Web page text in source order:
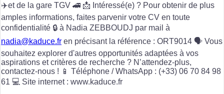
✈️et de la gare TGV 🚄 📩 Intéressé(e) ? Pour obtenir de plus
amples informations, faites parvenir votre CV en toute
confidentialité 🔒 à Nadia ZEBBOUDJ par mail à
nadia@kaduce.fr en précisant la référence : ORT9014 🗣️ Vous
souhaitez explorer d'autres opportunités adaptées à vos
aspirations et critères de recherche ? N’attendez-plus,
contactez-nous ! 📱 Téléphone / WhatsApp : (+33) 06 70 84 98
61 💻 Site internet : www.kaduce.fr